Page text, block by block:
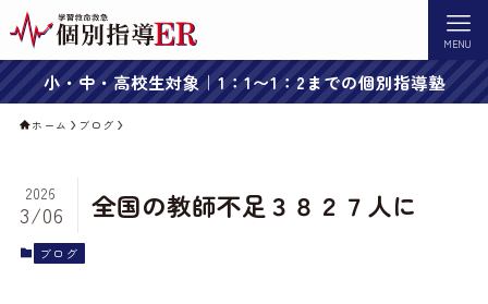
MENU
小・中・高校生対象｜1：1〜1：2までの個別指導塾
ホーム ブログ
全国の教師不足３８２７人に
2026
3/06
ブログ